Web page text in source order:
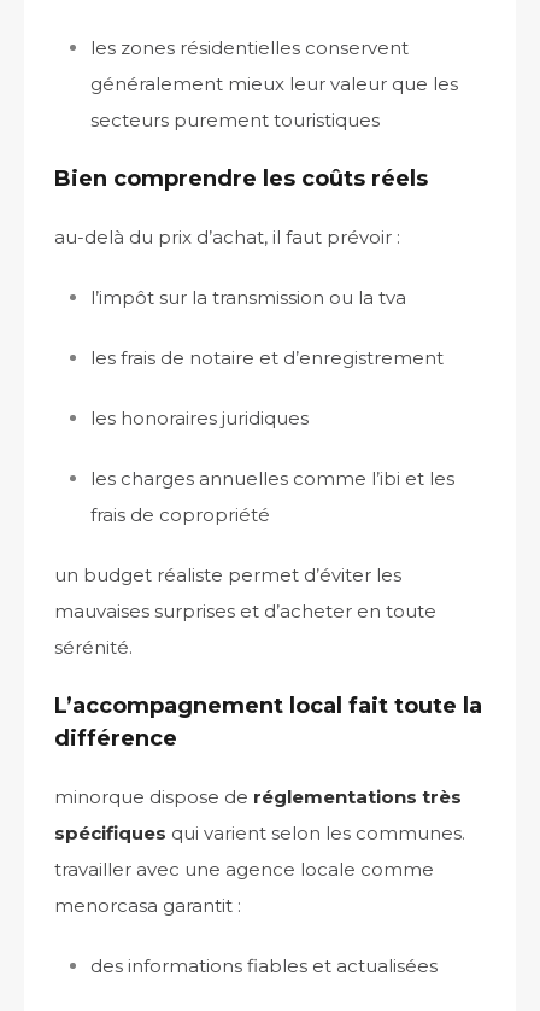
les zones résidentielles conservent
généralement mieux leur valeur que les
secteurs purement touristiques
Bien comprendre les coûts réels
au-delà du prix d’achat, il faut prévoir :
l’impôt sur la transmission ou la tva
les frais de notaire et d’enregistrement
les honoraires juridiques
les charges annuelles comme l’ibi et les
frais de copropriété
un budget réaliste permet d’éviter les
mauvaises surprises et d’acheter en toute
sérénité.
L’accompagnement local fait toute la
différence
minorque dispose de réglementations très
spécifiques qui varient selon les communes.
travailler avec une agence locale comme
menorcasa garantit :
des informations fiables et actualisées